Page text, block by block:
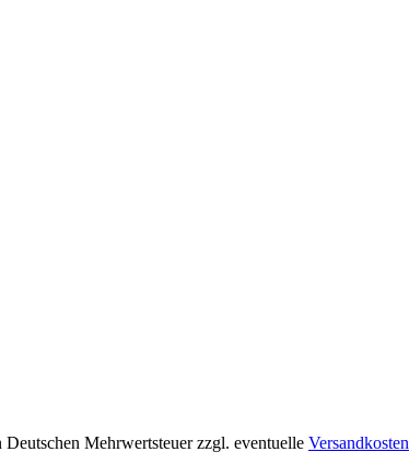
Mehrwertsteuer zzgl. eventuelle Versandkosten